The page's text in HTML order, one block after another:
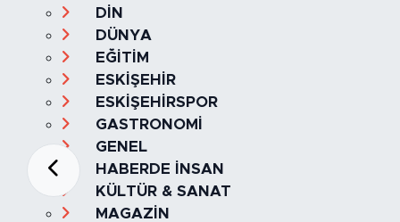
DİN
DÜNYA
EĞİTİM
ESKİŞEHİR
ESKİŞEHİRSPOR
GASTRONOMİ
GENEL
HABERDE İNSAN
KÜLTÜR & SANAT
MAGAZİN